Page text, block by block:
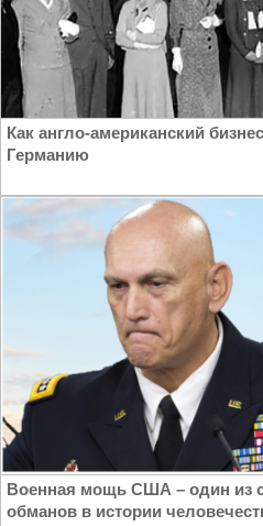
Как англо-американский
Германию
Военная мощь США – один из
обманов в истории